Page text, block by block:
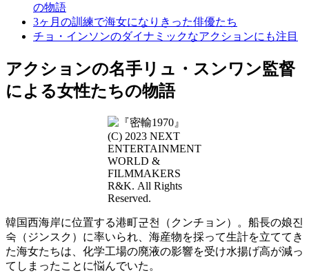
の物語
3ヶ月の訓練で海女になりきった俳優たち
チョ・インソンのダイナミックなアクションにも注目
アクションの名手リュ・スンワン監督
による女性たちの物語
(C) 2023 NEXT
ENTERTAINMENT
WORLD &
FILMMAKERS
R&K. All Rights
Reserved.
韓国西海岸に位置する港町군천（クンチョン）。船長の娘진
숙（ジンスク）に率いられ、海産物を採って生計を立ててき
た海女たちは、化学工場の廃液の影響を受け水揚げ高が減っ
てしまったことに悩んでいた。